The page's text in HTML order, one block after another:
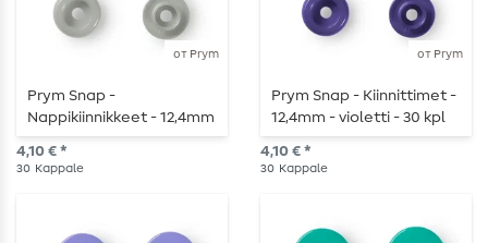
от Prym
Prym Snap -
Nappikiinnikkeet - 12,4mm
- harmaa - 30 kpl
4,10 € *
30 Kappale
от Prym
Prym Snap - Kiinnittimet -
12,4mm - violetti - 30 kpl
4,10 € *
30 Kappale